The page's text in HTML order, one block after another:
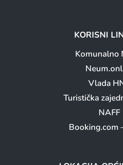
KORISNI
Komunalno
Vlada
Turistička
NAFF
Booking.com